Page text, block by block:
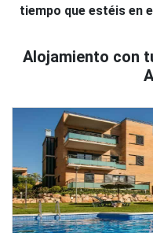
tiempo que estéis en
Alojamiento con